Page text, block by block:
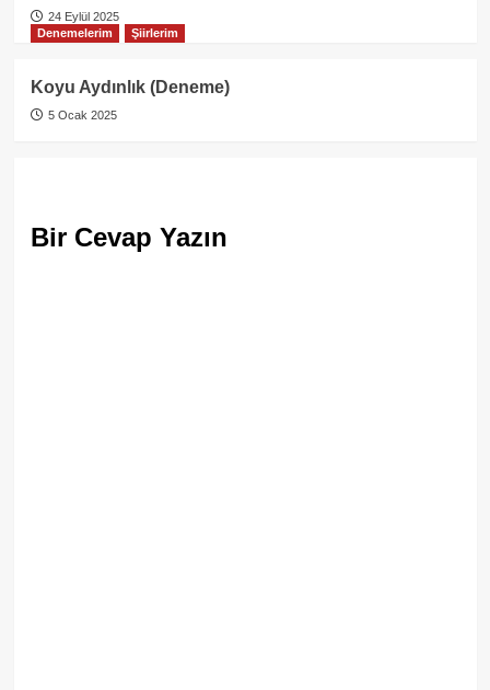
24 Eylül 2025
Denemelerim
Şiirlerim
Koyu Aydınlık (Deneme)
5 Ocak 2025
Bir Cevap Yazın